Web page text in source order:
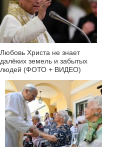
Любовь Христа не знает
далёких земель и забытых
людей (ФОТО + ВИДЕО)